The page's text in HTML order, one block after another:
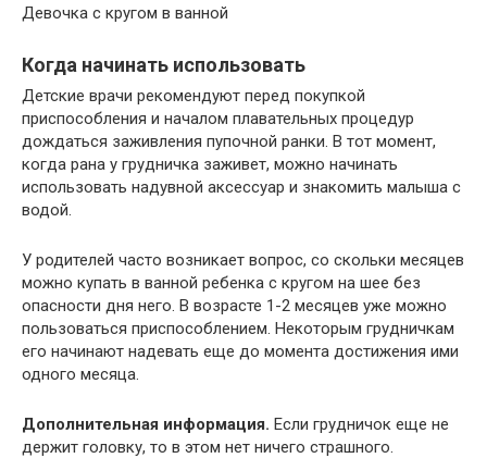
Девочка с кругом в ванной
Когда начинать использовать
Детские врачи рекомендуют перед покупкой
приспособления и началом плавательных процедур
дождаться заживления пупочной ранки. В тот момент,
когда рана у грудничка заживет, можно начинать
использовать надувной аксессуар и знакомить малыша с
водой.
У родителей часто возникает вопрос, со скольки месяцев
можно купать в ванной ребенка с кругом на шее без
опасности дня него. В возрасте 1-2 месяцев уже можно
пользоваться приспособлением. Некоторым грудничкам
его начинают надевать еще до момента достижения ими
одного месяца.
Дополнительная информация. Если грудничок еще не
держит головку, то в этом нет ничего страшного.